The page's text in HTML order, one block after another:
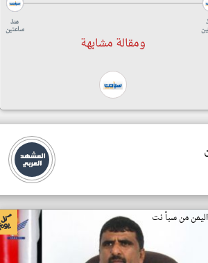
منذ
ساعتين
ومقالة مشابهة
من سبأ نت